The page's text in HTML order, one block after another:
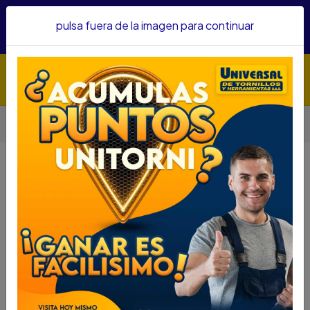
confianza&nbsp;Recibe un KIT PARRILLERO por compras
Herramientas
Accesorios Para Herramientas
SIKASIL IA 300ML TRASPARENTE
SIKASIL IA 300ML TRASPARENTE
SIKASIL IA 300ML TRASPARENTE
SKU...72785050
DESCRIPCION...
Sikasil-IA es un sellador de silicona mono componente,
de bajo módulo de elasticidad, que cura con la
humedad ambiente y es adecuado para aplicaciones
pulsa fuera de la imagen para continuar